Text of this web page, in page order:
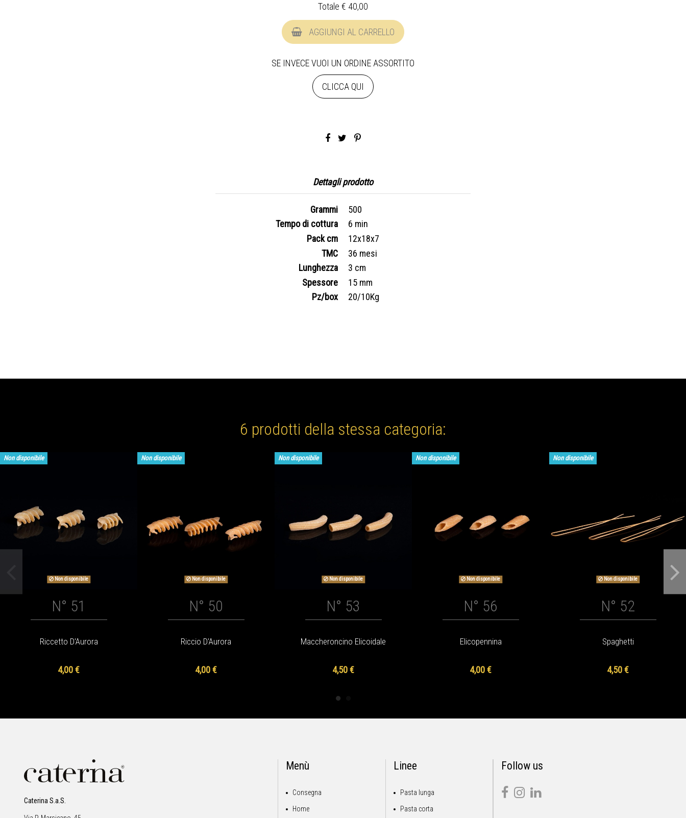
Totale € 40,00
AGGIUNGI AL CARRELLO
SE INVECE VUOI UN ORDINE ASSORTITO
CLICCA QUI
Dettagli prodotto
Grammi
500
Tempo di cottura
6 min
Pack cm
12x18x7
TMC
36 mesi
Lunghezza
3 cm
Spessore
15 mm
Pz/box
20/10Kg
6 prodotti della stessa categoria:
Non disponibile
Non disponibile
N° 51
Riccetto D'Aurora
4,00 €
Non disponibile
Non disponibile
N° 50
Riccio D'Aurora
4,00 €
Non disponibile
Non disponibile
N° 53
Maccheroncino Elicoidale
4,50 €
Non disponibile
Non disponibile
N° 56
Elicopennina
4,00 €
Non disponibile
Non disponibile
N° 52
Spaghetti
4,50 €
Caterina S.a.S.
Menù
Consegna
Home
Linee
Pasta lunga
Pasta corta
Follow us